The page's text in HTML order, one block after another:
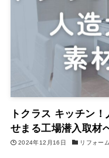
トクラス キッチン
せまる工場潜入取材
2024年12月16日 リフォー